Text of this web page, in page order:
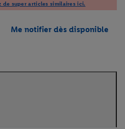
de super articles similaires ici.
Me notifier dès disponible